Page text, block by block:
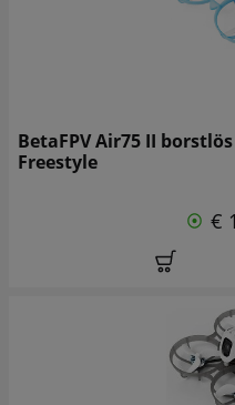
BetaFPV Air75 II borstlös
Freestyle
€